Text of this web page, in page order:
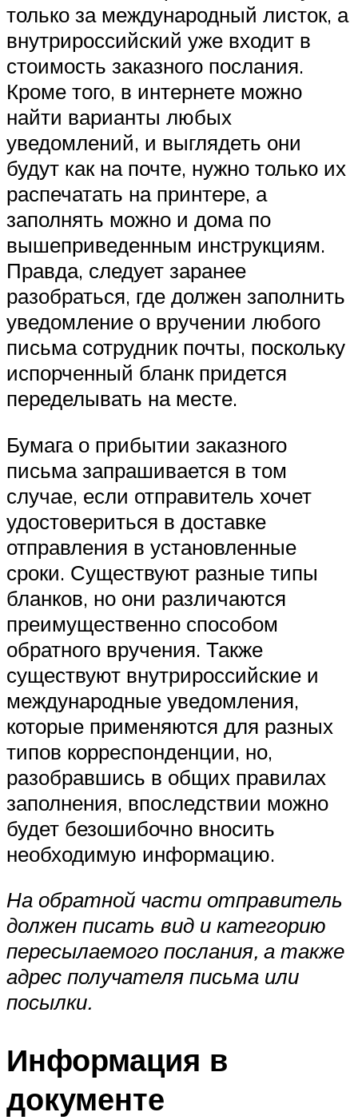
только за международный листок, а
внутрироссийский уже входит в
стоимость заказного послания.
Кроме того, в интернете можно
найти варианты любых
уведомлений, и выглядеть они
будут как на почте, нужно только их
распечатать на принтере, а
заполнять можно и дома по
вышеприведенным инструкциям.
Правда, следует заранее
разобраться, где должен заполнить
уведомление о вручении любого
письма сотрудник почты, поскольку
испорченный бланк придется
переделывать на месте.
Бумага о прибытии заказного
письма запрашивается в том
случае, если отправитель хочет
удостовериться в доставке
отправления в установленные
сроки. Существуют разные типы
бланков, но они различаются
преимущественно способом
обратного вручения. Также
существуют внутрироссийские и
международные уведомления,
которые применяются для разных
типов корреспонденции, но,
разобравшись в общих правилах
заполнения, впоследствии можно
будет безошибочно вносить
необходимую информацию.
На обратной части отправитель
должен писать вид и категорию
пересылаемого послания, а также
адрес получателя письма или
посылки.
Информация в
документе